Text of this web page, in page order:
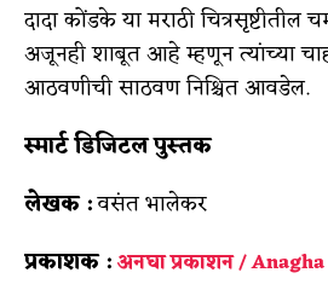
दादा कोंडके या मराठी चित्रसृष्टीतील
अजूनही शाबूत आहे म्हणून त्यांच्या
आठवणीची साठवण निश्चित आवडेल.
स्मार्ट डिजिटल पुस्तक
लेखक :वसंत भालेकर
प्रकाशक :अनघा प्रकाशन /